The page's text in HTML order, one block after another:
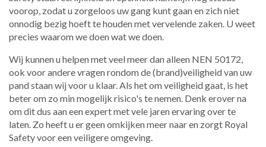
voorop, zodat u zorgeloos uw gang kunt gaan en zich niet
onnodig bezig hoeft te houden met vervelende zaken. U weet
precies waarom we doen wat we doen.
Wij kunnen u helpen met veel meer dan alleen NEN 50172,
ook voor andere vragen rondom de (brand)veiligheid van uw
pand staan wij voor u klaar. Als het om veiligheid gaat, is het
beter om zo min mogelijk risico's te nemen. Denk erover na
om dit dus aan een expert met vele jaren ervaring over te
laten. Zo heeft u er geen omkijken meer naar en zorgt Royal
Safety voor een veiligere omgeving.